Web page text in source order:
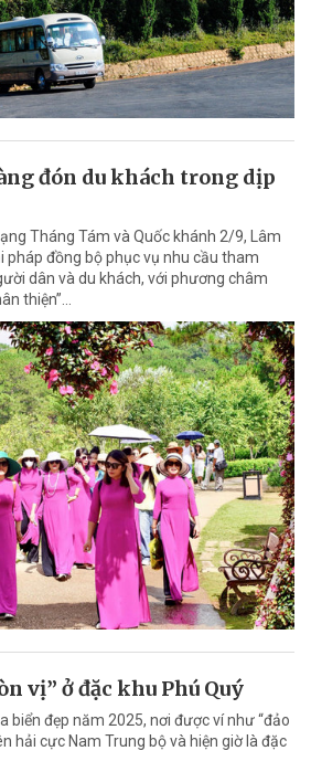
đón du khách trong dịp
Tháng Tám và Quốc khánh 2/9, Lâm
pháp đồng bộ phục vụ nhu cầu tham
dân và du khách, với phương châm
thiện”...
vị” ở đặc khu Phú Quý
biển đẹp năm 2025, nơi được ví như “đảo
hải cực Nam Trung bộ và hiện giờ là đặc